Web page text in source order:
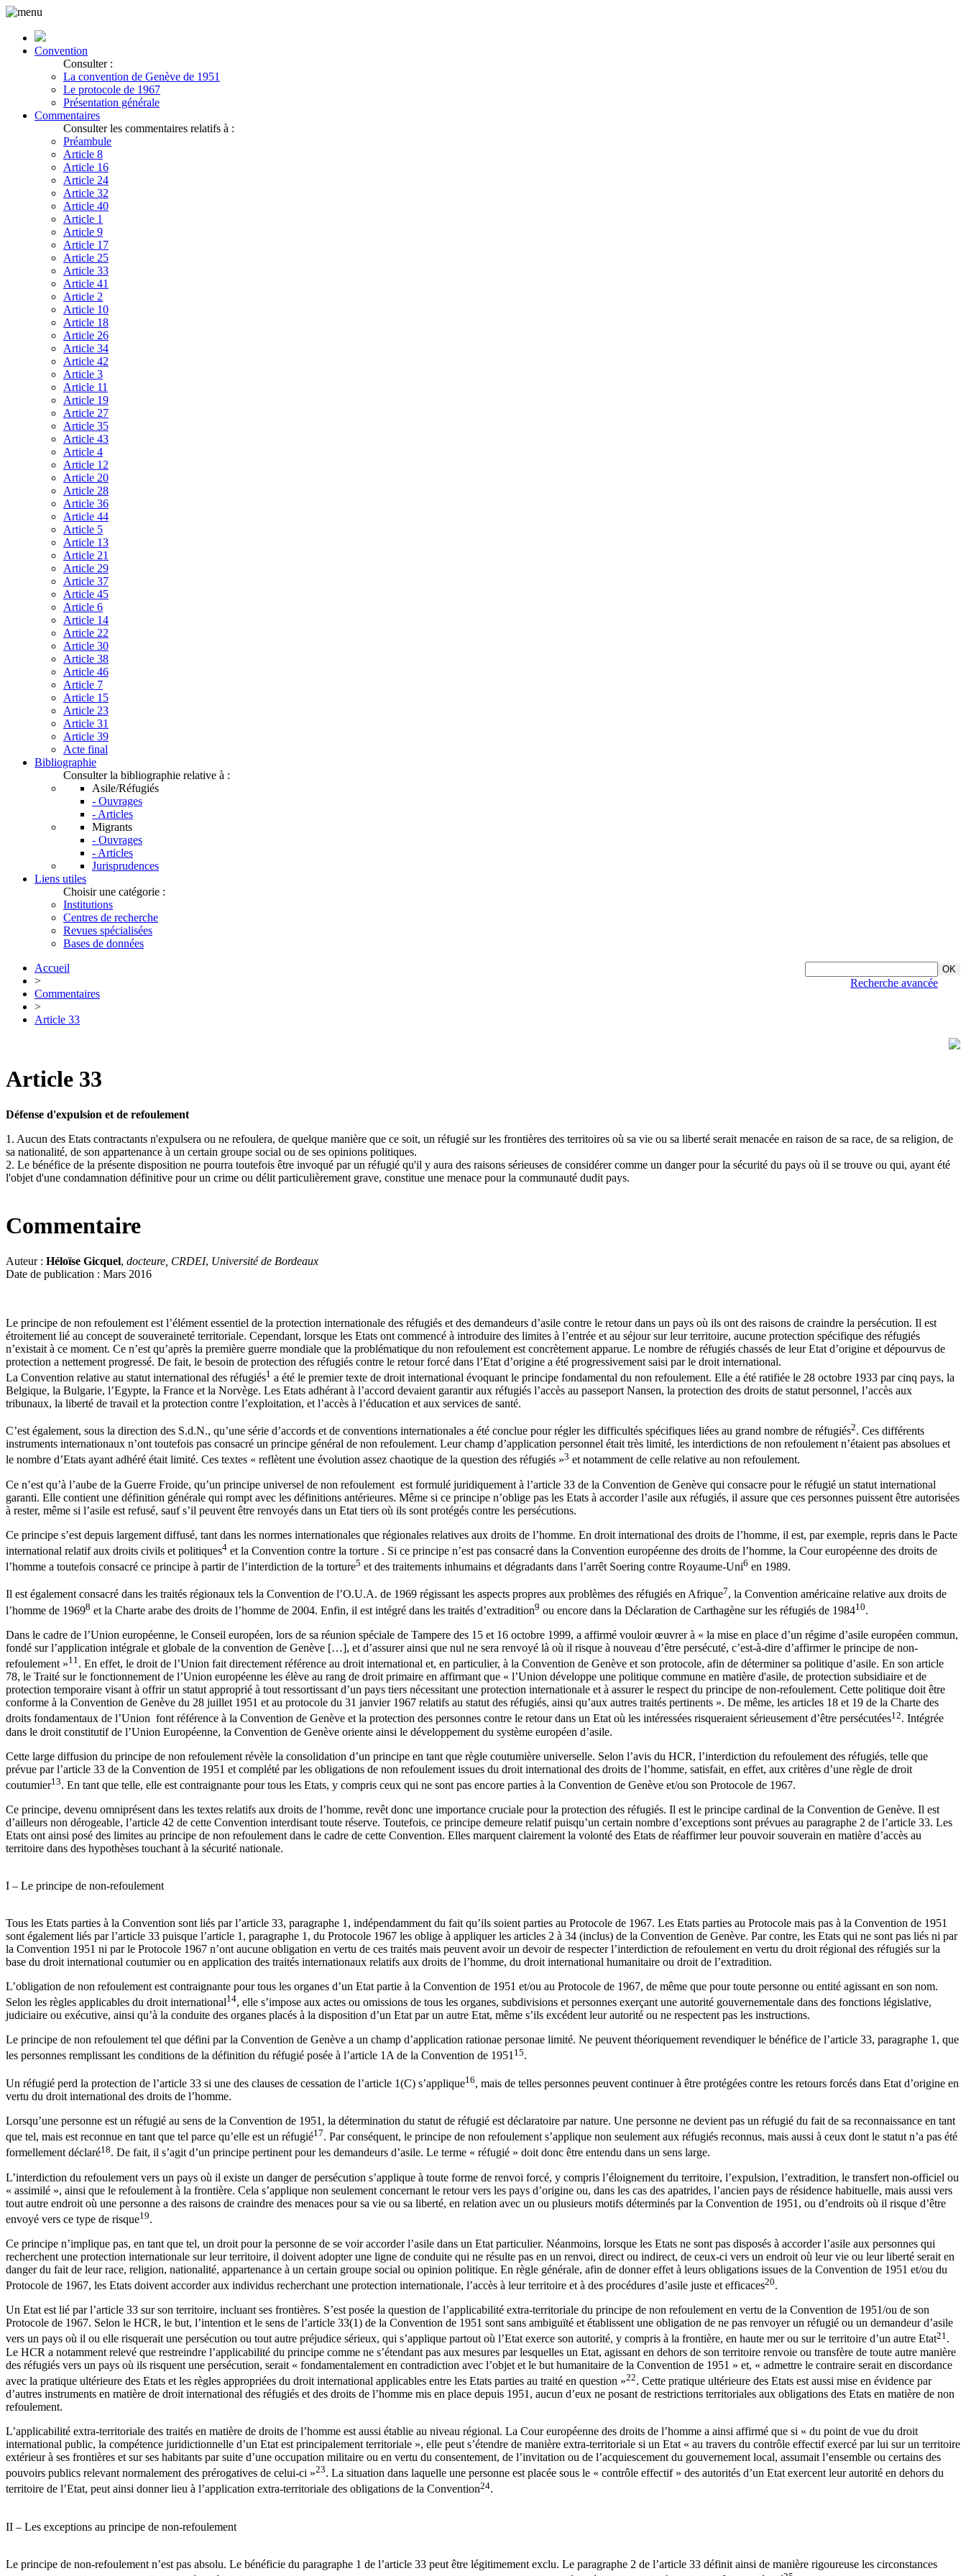
Convention
Consulter :
La convention de Genève de 1951
Le protocole de 1967
Présentation générale
Commentaires
Consulter les commentaires relatifs à :
Préambule
Article 8
Article 16
Article 24
Article 32
Article 40
Article 1
Article 9
Article 17
Article 25
Article 33
Article 41
Article 2
Article 10
Article 18
Article 26
Article 34
Article 42
Article 3
Article 11
Article 19
Article 27
Article 35
Article 43
Article 4
Article 12
Article 20
Article 28
Article 36
Article 44
Article 5
Article 13
Article 21
Article 29
Article 37
Article 45
Article 6
Article 14
Article 22
Article 30
Article 38
Article 46
Article 7
Article 15
Article 23
Article 31
Article 39
Acte final
Bibliographie
Consulter la bibliographie relative à :
Asile/Réfugiés
- Ouvrages
- Articles
Migrants
- Ouvrages
- Articles
Jurisprudences
Liens utiles
Choisir une catégorie :
Institutions
Centres de recherche
Revues spécialisées
Bases de données
Recherche avancée
Accueil
>
Commentaires
>
Article 33
Article 33
Défense d'expulsion et de refoulement
1. Aucun des Etats contractants n'expulsera ou ne refoulera, de quelque manière que ce soit, un réfugié sur les frontières des territoires où sa vie ou sa liberté serait menacée en raison de sa race, de sa religion, de
sa nationalité, de son appartenance à un certain groupe social ou de ses opinions politiques.
2. Le bénéfice de la présente disposition ne pourra toutefois être invoqué par un réfugié qu'il y aura des raisons sérieuses de considérer comme un danger pour la sécurité du pays où il se trouve ou qui, ayant été
l'objet d'une condamnation définitive pour un crime ou délit particulièrement grave, constitue une menace pour la communauté dudit pays.
Commentaire
Auteur : Héloïse Gicquel, docteure, CRDEI, Université de Bordeaux
Date de publication : Mars 2016
Le principe de non refoulement est l’élément essentiel de la protection internationale des réfugiés et des demandeurs d’asile contre le retour dans un pays où ils ont des raisons de craindre la persécution. Il est
étroitement lié au concept de souveraineté territoriale. Cependant, lorsque les Etats ont commencé à introduire des limites à l’entrée et au séjour sur leur territoire, aucune protection spécifique des réfugiés
n’existait à ce moment. Ce n’est qu’après la première guerre mondiale que la problématique du non refoulement est concrètement apparue. Le nombre de réfugiés chassés de leur Etat d’origine et dépourvus de
protection a nettement progressé. De fait, le besoin de protection des réfugiés contre le retour forcé dans l’Etat d’origine a été progressivement saisi par le droit international.
La Convention relative au statut international des réfugiés1 a été le premier texte de droit international évoquant le principe fondamental du non refoulement. Elle a été ratifiée le 28 octobre 1933 par cinq pays, la
Belgique, la Bulgarie, l’Egypte, la France et la Norvège. Les Etats adhérant à l’accord devaient garantir aux réfugiés l’accès au passeport Nansen, la protection des droits de statut personnel, l’accès aux
tribunaux, la liberté de travail et la protection contre l’exploitation, et l’accès à l’éducation et aux services de santé.
C’est également, sous la direction des S.d.N., qu’une série d’accords et de conventions internationales a été conclue pour régler les difficultés spécifiques liées au grand nombre de réfugiés2. Ces différents
instruments internationaux n’ont toutefois pas consacré un principe général de non refoulement. Leur champ d’application personnel était très limité, les interdictions de non refoulement n’étaient pas absolues et
le nombre d’Etats ayant adhéré était limité. Ces textes « reflètent une évolution assez chaotique de la question des réfugiés »3 et notamment de celle relative au non refoulement.
Ce n’est qu’à l’aube de la Guerre Froide, qu’un principe universel de non refoulement est formulé juridiquement à l’article 33 de la Convention de Genève qui consacre pour le réfugié un statut international
garanti. Elle contient une définition générale qui rompt avec les définitions antérieures. Même si ce principe n’oblige pas les Etats à accorder l’asile aux réfugiés, il assure que ces personnes puissent être autorisées
à rester, même si l’asile est refusé, sauf s’il peuvent être renvoyés dans un Etat tiers où ils sont protégés contre les persécutions.
Ce principe s’est depuis largement diffusé, tant dans les normes internationales que régionales relatives aux droits de l’homme. En droit international des droits de l’homme, il est, par exemple, repris dans le Pacte
international relatif aux droits civils et politiques4 et la Convention contre la torture . Si ce principe n’est pas consacré dans la Convention européenne des droits de l’homme, la Cour européenne des droits de
l’homme a toutefois consacré ce principe à partir de l’interdiction de la torture5 et des traitements inhumains et dégradants dans l’arrêt Soering contre Royaume-Uni6 en 1989.
Il est également consacré dans les traités régionaux tels la Convention de l’O.U.A. de 1969 régissant les aspects propres aux problèmes des réfugiés en Afrique7, la Convention américaine relative aux droits de
l’homme de 19698 et la Charte arabe des droits de l’homme de 2004. Enfin, il est intégré dans les traités d’extradition9 ou encore dans la Déclaration de Carthagène sur les réfugiés de 198410.
Dans le cadre de l’Union européenne, le Conseil européen, lors de sa réunion spéciale de Tampere des 15 et 16 octobre 1999, a affirmé vouloir œuvrer à « la mise en place d’un régime d’asile européen commun,
fondé sur l’application intégrale et globale de la convention de Genève […], et d’assurer ainsi que nul ne sera renvoyé là où il risque à nouveau d’être persécuté, c’est-à-dire d’affirmer le principe de non-
refoulement »11. En effet, le droit de l’Union fait directement référence au droit international et, en particulier, à la Convention de Genève et son protocole, afin de déterminer sa politique d’asile. En son article
78, le Traité sur le fonctionnement de l’Union européenne les élève au rang de droit primaire en affirmant que « l’Union développe une politique commune en matière d'asile, de protection subsidiaire et de
protection temporaire visant à offrir un statut approprié à tout ressortissant d’un pays tiers nécessitant une protection internationale et à assurer le respect du principe de non-refoulement. Cette politique doit être
conforme à la Convention de Genève du 28 juillet 1951 et au protocole du 31 janvier 1967 relatifs au statut des réfugiés, ainsi qu’aux autres traités pertinents ». De même, les articles 18 et 19 de la Charte des
droits fondamentaux de l’Union font référence à la Convention de Genève et la protection des personnes contre le retour dans un Etat où les intéressées risqueraient sérieusement d’être persécutées12. Intégrée
dans le droit constitutif de l’Union Européenne, la Convention de Genève oriente ainsi le développement du système européen d’asile.
Cette large diffusion du principe de non refoulement révèle la consolidation d’un principe en tant que règle coutumière universelle. Selon l’avis du HCR, l’interdiction du refoulement des réfugiés, telle que
prévue par l’article 33 de la Convention de 1951 et complété par les obligations de non refoulement issues du droit international des droits de l’homme, satisfait, en effet, aux critères d’une règle de droit
coutumier13. En tant que telle, elle est contraignante pour tous les Etats, y compris ceux qui ne sont pas encore parties à la Convention de Genève et/ou son Protocole de 1967.
Ce principe, devenu omniprésent dans les textes relatifs aux droits de l’homme, revêt donc une importance cruciale pour la protection des réfugiés. Il est le principe cardinal de la Convention de Genève. Il est
d’ailleurs non dérogeable, l’article 42 de cette Convention interdisant toute réserve. Toutefois, ce principe demeure relatif puisqu’un certain nombre d’exceptions sont prévues au paragraphe 2 de l’article 33. Les
Etats ont ainsi posé des limites au principe de non refoulement dans le cadre de cette Convention. Elles marquent clairement la volonté des Etats de réaffirmer leur pouvoir souverain en matière d’accès au
territoire dans des hypothèses touchant à la sécurité nationale.
I – Le principe de non-refoulement
Tous les Etats parties à la Convention sont liés par l’article 33, paragraphe 1, indépendamment du fait qu’ils soient parties au Protocole de 1967. Les Etats parties au Protocole mais pas à la Convention de 1951
sont également liés par l’article 33 puisque l’article 1, paragraphe 1, du Protocole 1967 les oblige à appliquer les articles 2 à 34 (inclus) de la Convention de Genève. Par contre, les Etats qui ne sont pas liés ni par
la Convention 1951 ni par le Protocole 1967 n’ont aucune obligation en vertu de ces traités mais peuvent avoir un devoir de respecter l’interdiction de refoulement en vertu du droit régional des réfugiés sur la
base du droit international coutumier ou en application des traités internationaux relatifs aux droits de l’homme, du droit international humanitaire ou droit de l’extradition.
L’obligation de non refoulement est contraignante pour tous les organes d’un Etat partie à la Convention de 1951 et/ou au Protocole de 1967, de même que pour toute personne ou entité agissant en son nom.
Selon les règles applicables du droit international14, elle s’impose aux actes ou omissions de tous les organes, subdivisions et personnes exerçant une autorité gouvernementale dans des fonctions législative,
judiciaire ou exécutive, ainsi qu’à la conduite des organes placés à la disposition d’un Etat par un autre Etat, même s’ils excédent leur autorité ou ne respectent pas les instructions.
Le principe de non refoulement tel que défini par la Convention de Genève a un champ d’application rationae personae limité. Ne peuvent théoriquement revendiquer le bénéfice de l’article 33, paragraphe 1, que
les personnes remplissant les conditions de la définition du réfugié posée à l’article 1A de la Convention de 195115.
Un réfugié perd la protection de l’article 33 si une des clauses de cessation de l’article 1(C) s’applique16, mais de telles personnes peuvent continuer à être protégées contre les retours forcés dans Etat d’origine en
vertu du droit international des droits de l’homme.
Lorsqu’une personne est un réfugié au sens de la Convention de 1951, la détermination du statut de réfugié est déclaratoire par nature. Une personne ne devient pas un réfugié du fait de sa reconnaissance en tant
que tel, mais est reconnue en tant que tel parce qu’elle est un réfugié17. Par conséquent, le principe de non refoulement s’applique non seulement aux réfugiés reconnus, mais aussi à ceux dont le statut n’a pas été
formellement déclaré18. De fait, il s’agit d’un principe pertinent pour les demandeurs d’asile. Le terme « réfugié » doit donc être entendu dans un sens large.
L’interdiction du refoulement vers un pays où il existe un danger de persécution s’applique à toute forme de renvoi forcé, y compris l’éloignement du territoire, l’expulsion, l’extradition, le transfert non-officiel ou
« assimilé », ainsi que le refoulement à la frontière. Cela s’applique non seulement concernant le retour vers les pays d’origine ou, dans les cas des apatrides, l’ancien pays de résidence habituelle, mais aussi vers
tout autre endroit où une personne a des raisons de craindre des menaces pour sa vie ou sa liberté, en relation avec un ou plusieurs motifs déterminés par la Convention de 1951, ou d’endroits où il risque d’être
envoyé vers ce type de risque19.
Ce principe n’implique pas, en tant que tel, un droit pour la personne de se voir accorder l’asile dans un Etat particulier. Néanmoins, lorsque les Etats ne sont pas disposés à accorder l’asile aux personnes qui
recherchent une protection internationale sur leur territoire, il doivent adopter une ligne de conduite qui ne résulte pas en un renvoi, direct ou indirect, de ceux-ci vers un endroit où leur vie ou leur liberté serait en
danger du fait de leur race, religion, nationalité, appartenance à un certain groupe social ou opinion politique. En règle générale, afin de donner effet à leurs obligations issues de la Convention de 1951 et/ou du
Protocole de 1967, les Etats doivent accorder aux individus recherchant une protection internationale, l’accès à leur territoire et à des procédures d’asile juste et efficaces20.
Un Etat est lié par l’article 33 sur son territoire, incluant ses frontières. S’est posée la question de l’applicabilité extra-territoriale du principe de non refoulement en vertu de la Convention de 1951/ou de son
Protocole de 1967. Selon le HCR, le but, l’intention et le sens de l’article 33(1) de la Convention de 1951 sont sans ambiguïté et établissent une obligation de ne pas renvoyer un réfugié ou un demandeur d’asile
vers un pays où il ou elle risquerait une persécution ou tout autre préjudice sérieux, qui s’applique partout où l’Etat exerce son autorité, y compris à la frontière, en haute mer ou sur le territoire d’un autre Etat21 .
Le HCR a notamment relevé que restreindre l’applicabilité du principe comme ne s’étendant pas aux mesures par lesquelles un Etat, agissant en dehors de son territoire renvoie ou transfère de toute autre manière
des réfugiés vers un pays où ils risquent une persécution, serait « fondamentalement en contradiction avec l’objet et le but humanitaire de la Convention de 1951 » et, « admettre le contraire serait en discordance
avec la pratique ultérieure des Etats et les règles appropriées du droit international applicables entre les Etats parties au traité en question »22. Cette pratique ultérieure des Etats est aussi mise en évidence par
d’autres instruments en matière de droit international des réfugiés et des droits de l’homme mis en place depuis 1951, aucun d’eux ne posant de restrictions territoriales aux obligations des Etats en matière de non
refoulement.
L’applicabilité extra-territoriale des traités en matière de droits de l’homme est aussi établie au niveau régional. La Cour européenne des droits de l’homme a ainsi affirmé que si « du point de vue du droit
international public, la compétence juridictionnelle d’un Etat est principalement territoriale », elle peut s’étendre de manière extra-territoriale si un Etat « au travers du contrôle effectif exercé par lui sur un territoire
extérieur à ses frontières et sur ses habitants par suite d’une occupation militaire ou en vertu du consentement, de l’invitation ou de l’acquiescement du gouvernement local, assumait l’ensemble ou certains des
pouvoirs publics relevant normalement des prérogatives de celui-ci »23. La situation dans laquelle une personne est placée sous le « contrôle effectif » des autorités d’un Etat exercent leur autorité en dehors du
territoire de l’Etat, peut ainsi donner lieu à l’application extra-territoriale des obligations de la Convention24.
II – Les exceptions au principe de non-refoulement
Le principe de non-refoulement n’est pas absolu. Le bénéficie du paragraphe 1 de l’article 33 peut être légitimement exclu. Le paragraphe 2 de l’article 33 définit ainsi de manière rigoureuse les circonstances